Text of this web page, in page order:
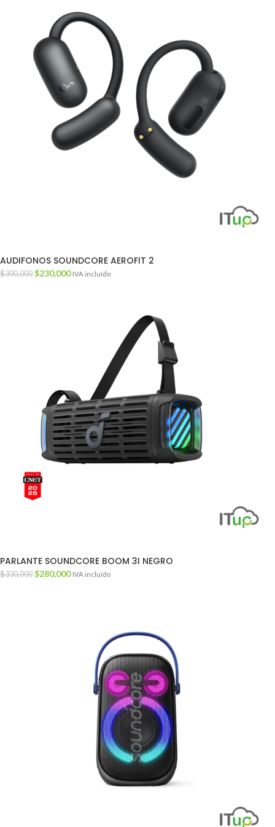
AUDIFONOS SOUNDCORE AEROFIT 2
$300,000 $230,000 IVA incluído
PARLANTE SOUNDCORE BOOM 3I NEGRO
$330,000 $280,000 IVA incluído